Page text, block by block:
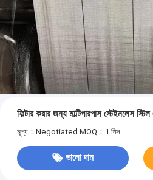
ফিল্টার করার জন্য মাল্টিপারপাস স্টেইনলেস
মূল্য：Negotiated MOQ：1 পিস
ভালো দাম